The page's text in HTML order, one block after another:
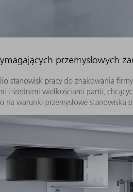
przemysłowych
stanowisk pracy do znakowania
i średnimi wielkościami partii,
warunki przemysłowe stanowiska